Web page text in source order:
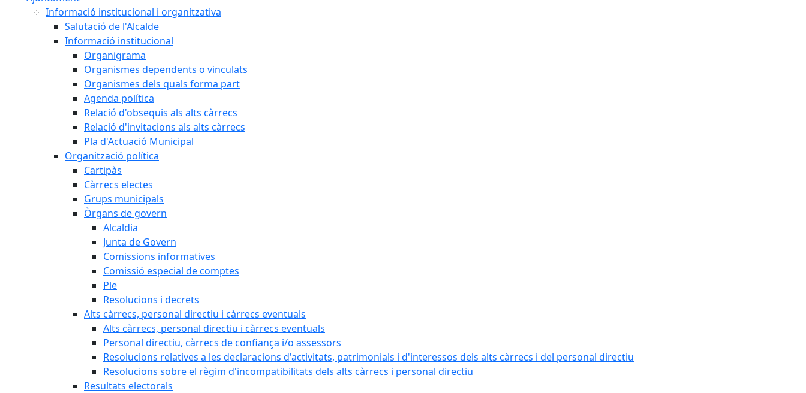
Informació institucional i organitzativa
Salutació de l'Alcalde
Informació institucional
Organigrama
Organismes dependents o vinculats
Organismes dels quals forma part
Agenda política
Relació d'obsequis als alts càrrecs
Relació d'invitacions als alts càrrecs
Pla d'Actuació Municipal
Organització política
Cartipàs
Càrrecs electes
Grups municipals
Òrgans de govern
Alcaldia
Junta de Govern
Comissions informatives
Comissió especial de comptes
Ple
Resolucions i decrets
Alts càrrecs, personal directiu i càrrecs eventuals
Alts càrrecs, personal directiu i càrrecs eventuals
Personal directiu, càrrecs de confiança i/o assessors
Resolucions relatives a les declaracions d'activitats, patrimonials i d'interessos dels alts càrrecs i del personal directiu
Resolucions sobre el règim d'incompatibilitats dels alts càrrecs i personal directiu
Resultats electorals